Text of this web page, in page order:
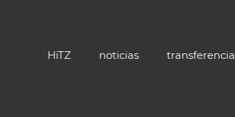
HiTZ noticias transferencia